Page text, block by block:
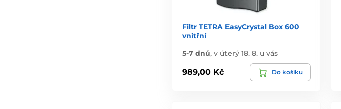
Filtr TETRA EasyCrystal Box 600
vnitřní
5-7 dnů, v úterý 18. 8. u vás
989,00 Kč Do košíku